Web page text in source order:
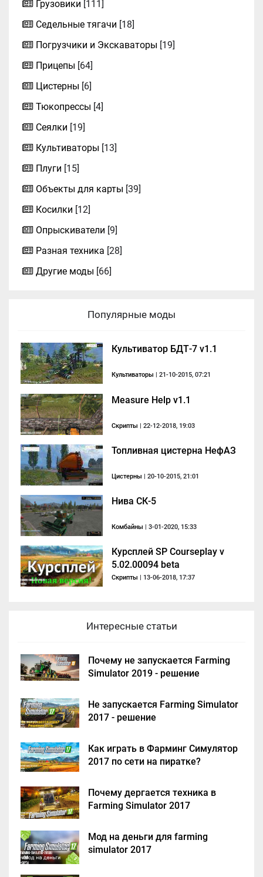
Грузовики [111]
Седельные тягачи [18]
Погрузчики и Экскаваторы [19]
Прицепы [64]
Цистерны [6]
Тюкопрессы [4]
Сеялки [19]
Культиваторы [13]
Плуги [15]
Объекты для карты [39]
Косилки [12]
Опрыскиватели [9]
Разная техника [28]
Другие моды [66]
Популярные моды
Культиватор БДТ-7 v1.1
Культиваторы | 21-10-2015, 07:21
Measure Help v1.1
Скрипты | 22-12-2018, 19:03
Топливная цистерна НефАЗ
Цистерны | 20-10-2015, 21:01
Нива СК-5
Комбайны | 3-01-2020, 15:33
Курсплей SP Courseplay v
5.02.00094 beta
Скрипты | 13-06-2018, 17:37
Интересные статьи
Почему не запускается Farming
Simulator 2019 - решение
Не запускается Farming Simulator
2017 - решение
Как играть в Фарминг Симулятор
2017 по сети на пиратке?
Почему дергается техника в
Farming Simulator 2017
Мод на деньги для farming
simulator 2017